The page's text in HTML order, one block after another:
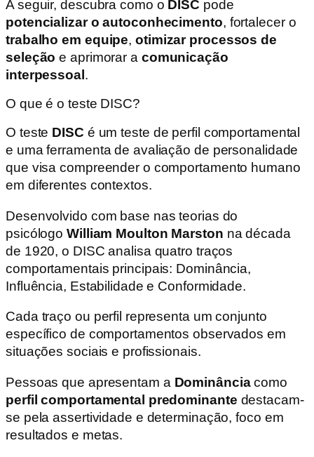
A seguir, descubra como o DISC pode
potencializar o autoconhecimento, fortalecer o
trabalho em equipe,otimizar processos de
seleção e aprimorar a comunicação
interpessoal .
O que é o teste DISC?
O teste DISC é um teste de perfil comportamental
e uma ferramenta de avaliação de personalidade
que visa compreender o comportamento humano
em diferentes contextos.
Desenvolvido com base nas teorias do
psicólogoWilliam Moulton Marston na década
de 1920, o DISC analisa quatro traços
comportamentais principais: Dominância,
Influência, Estabilidade e Conformidade.
Cada traço ou perfil representa um conjunto
específico de comportamentos observados em
situações sociais e profissionais.
Pessoas que apresentam a Dominânciacomo
perfil comportamental predominante destacam-
se pela assertividade e determinação, foco em
resultados e metas.